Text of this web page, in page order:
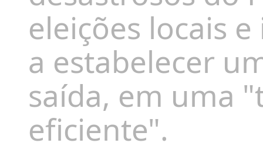
eleições locais
a estabelecer
saída, em uma
eficiente".